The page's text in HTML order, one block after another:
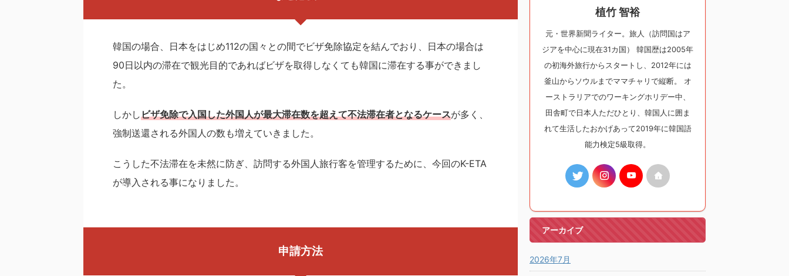
韓国の場合、日本をはじめ112の国々との間でビザ免除協定を結んでおり、日本の場合は
90日以内の滞在で観光目的であればビザを取得しなくても韓国に滞在する事ができまし
た。
しかしビザ免除で入国した外国人が最大滞在数を超えて不法滞在者となるケースが多く、
強制送還される外国人の数も増えていきました。
こうした不法滞在を未然に防ぎ、訪問する外国人旅行客を管理するために、今回のK-ETA
が導入される事になりました。
申請方法
植竹 智裕
元・世界新聞ライター。旅人（訪問国はア
ジアを中心に現在31カ国） 韓国歴は2005年
の初海外旅行からスタートし、2012年には
釜山からソウルまでママチャリで縦断。 オ
ーストラリアでのワーキングホリデー中、
田舎町で日本人ただひとり、韓国人に囲ま
れて生活したおかげあって2019年に韓国語
能力検定5級取得。
アーカイブ
2026年7月